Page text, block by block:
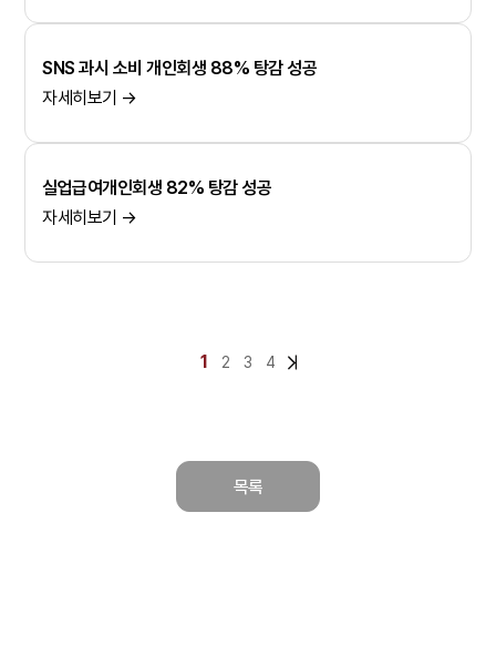
SNS 과시 소비 개인회생 88% 탕감 성공
자세히보기 →
실업급여개인회생 82% 탕감 성공
자세히보기 →
1 2 3 4
목록